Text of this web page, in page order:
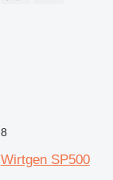
8
Wirtgen SP500